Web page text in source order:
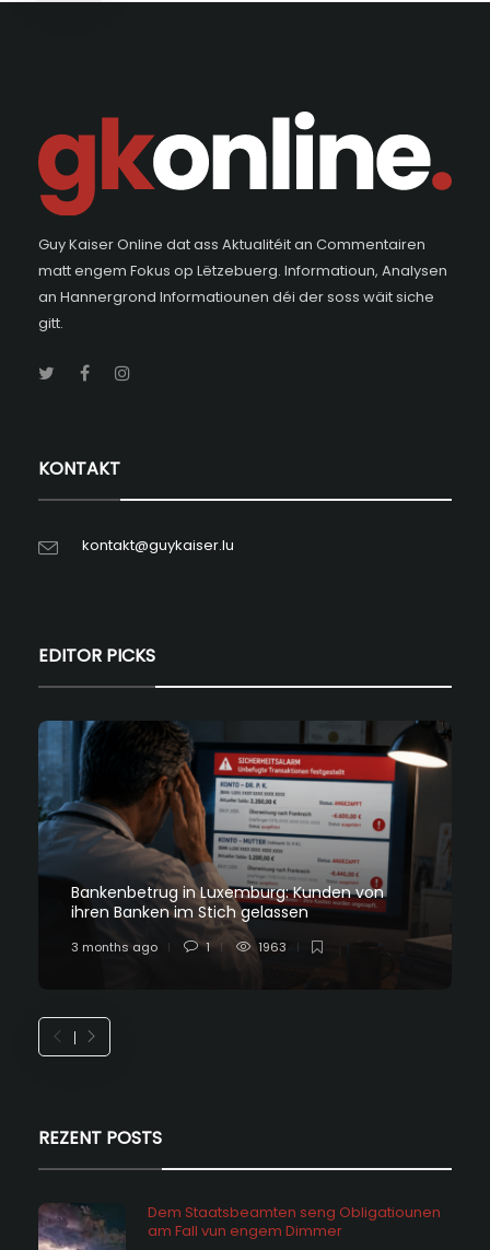
Guy Kaiser Online dat ass Aktualitéit an Commentairen
matt engem Fokus op Lëtzebuerg. Informatioun, Analysen
an Hannergrond Informatiounen déi der soss wäit siche
gitt.
KONTAKT
kontakt@guykaiser.lu
EDITOR PICKS
Bankenbetrug in Luxemburg: Kunden von
ihren Banken im Stich gelassen
3 months ago 1 1963
REZENT POSTS
Dem Staatsbeamten seng Obligatiounen
am Fall vun engem Dimmer